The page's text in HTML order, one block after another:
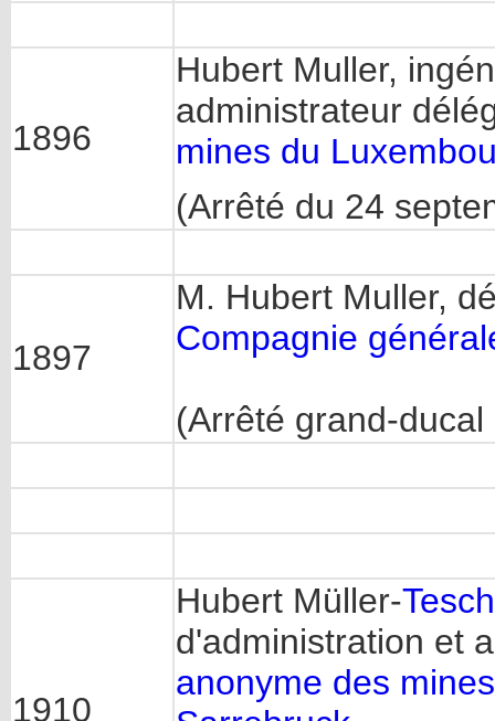
1896
Hubert Muller,
administrateur
mines du
(Arrêté du 24
1897
M. Hubert Muller,
Compagnie
(Arrêté grand-
1910
Hubert Müller-Tesch
d'administration et
anonyme des